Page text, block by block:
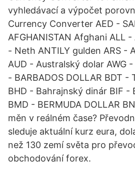
vyhledávací a výpočet
Currency Converter AED -
AFGHANISTAN Afghani ALL
- Neth ANTILY gulden ARS -
AUD - Australský dolar AWG
- BARBADOS DOLLAR BDT -
BHD - Bahrajnský dinár BIF -
BMD - BERMUDA DOLLAR
měn v reálném čase?
sleduje aktuální kurz eura,
než 130 zemí světa pro
obchodování forex.